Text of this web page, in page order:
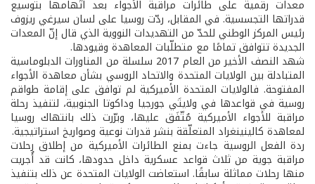
معدات رقمية على طائرات مراقبة الأجواء بعد اتّهامها بتوسيع
قدراتها التجسسية. في المقابل، ردّت روسيا على لسان سيرغي ريزوف
رئيس المركز الوطني للحدّ من التهديدات النووية الذي قال إنّ المعدات
الجديدة تتوافق تمامًا مع متطلّبات المعاهدة وقيودها.
شهد النصف الأخير من العام 2017 سلسلة من المناورات الدبلوماسية
المتبادلة بين الولايات المتحدة والاتحاد الروسي بشأن معاهدة الأجواء
المفتوحة. فالولايات المتحدة الأميركية لم توافق على إقامة طواقم
روسية في قواعدها في ولايتَي جورجيا وداكوتا الجنوبية، لتنفيذ رحلة
مراقبة للأجواء الأميركية مُتّفَق عليها، وبرّرت ذلك بانتهاك روسيا
لمعاهدة كالينينغراد المتعلّقة بنشر قدرات نوعية وصواريخ استراتيجية.
ردة الفعل الروسية جاءت بمنع الطائرات الأميركية من إطلاق رحلات
مراقبة جوية من ثلاث قواعد عسكرية داخل حدودها، كانت قد أُجريت
منها رحلات مماثلة سابقًا. استعاضت الولايات المتحدة عن ذلك بتنفيذ